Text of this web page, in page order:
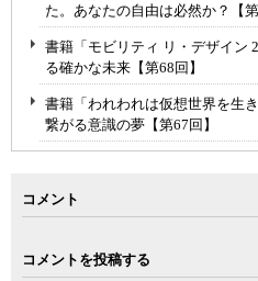
た。あなたの自由は必然か？【第
書籍「モビリティ リ・デザイン
る確かな未来【第68回】
書籍「われわれは仮想世界を生
繋がる意識の夢【第67回】
コメント
コメントを投稿する